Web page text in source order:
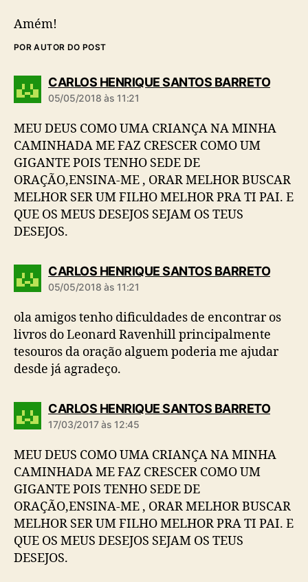
Amém!
POR AUTOR DO POST
CARLOS HENRIQUE SANTOS BARRETOd
:
05/05/2018 às 11:21
MEU DEUS COMO UMA CRIANÇA NA MINHA
CAMINHADA ME FAZ CRESCER COMO UM
GIGANTE POIS TENHO SEDE DE
ORAÇÃO,ENSINA-ME , ORAR MELHOR BUSCAR
MELHOR SER UM FILHO MELHOR PRA TI PAI. E
QUE OS MEUS DESEJOS SEJAM OS TEUS
DESEJOS.
CARLOS HENRIQUE SANTOS BARRETOd
05/05/2018 às 11:21
ola amigos tenho dificuldades de encontrar os
livros do Leonard Ravenhill principalmente
tesouros da oração alguem poderia me ajudar
desde já agradeço.
CARLOS HENRIQUE SANTOS BARRETOd
:
17/03/2017 às 12:45
MEU DEUS COMO UMA CRIANÇA NA MINHA
CAMINHADA ME FAZ CRESCER COMO UM
GIGANTE POIS TENHO SEDE DE
ORAÇÃO,ENSINA-ME , ORAR MELHOR BUSCAR
MELHOR SER UM FILHO MELHOR PRA TI PAI. E
QUE OS MEUS DESEJOS SEJAM OS TEUS
DESEJOS.